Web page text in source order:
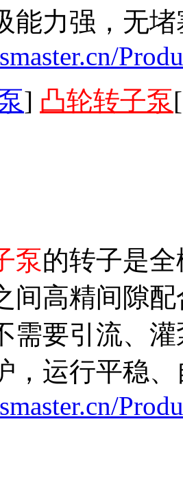
能力强，无
] 凸轮转子泵
泵的转子是
间高精间隙
需要引流、
，运行平稳